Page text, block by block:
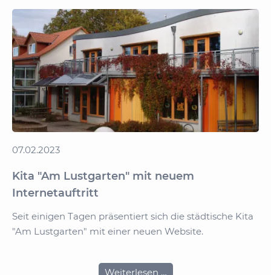
07.02.2023
Kita "Am Lustgarten" mit neuem
Internetauftritt
Seit einigen Tagen präsentiert sich die städtische Kita
"Am Lustgarten" mit einer neuen Website.
Weiterlesen …Kita